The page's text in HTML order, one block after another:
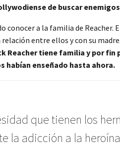
de buscar
conocer a la familia de
entre ellos y con su
Reacher tiene familia y por fin
habían enseñado hasta ahora.
que tienen los
la adicción a la